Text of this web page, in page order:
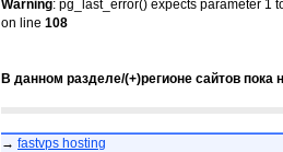
Warning: pg_last_error() expects parameter 1
on line 108
В данном разделе/(+)регионе сайтов пока
→ fastvps hosting